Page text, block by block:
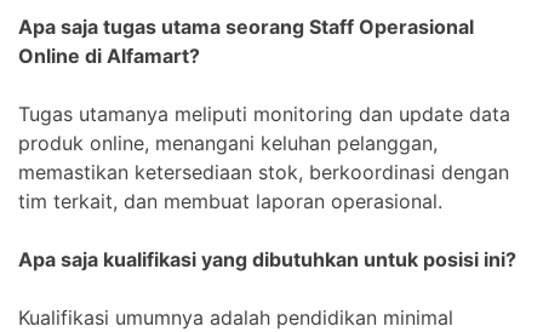
Apa saja tugas utama seorang Staff Operasional
Online di Alfamart?
Tugas utamanya meliputi monitoring dan update data
produk online, menangani keluhan pelanggan,
memastikan ketersediaan stok, berkoordinasi dengan
tim terkait, dan membuat laporan operasional.
Apa saja kualifikasi yang dibutuhkan untuk posisi ini?
Kualifikasi umumnya adalah pendidikan minimal